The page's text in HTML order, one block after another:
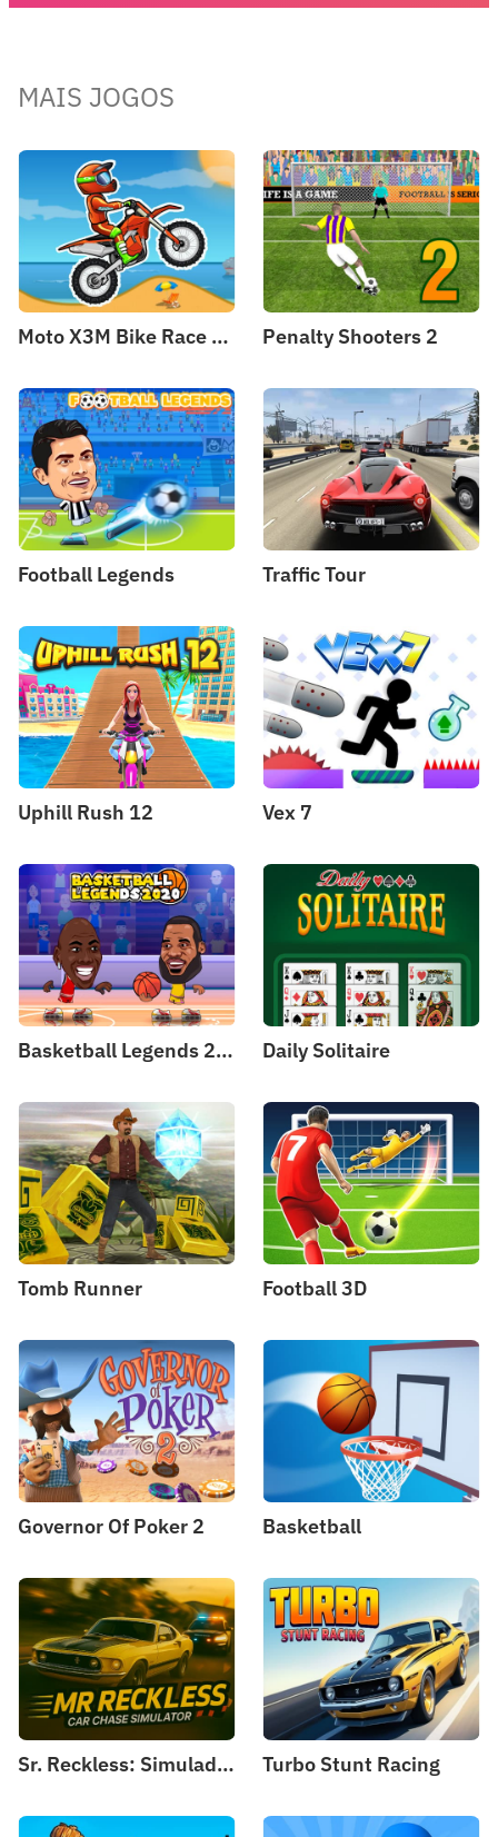
MAIS JOGOS
Moto X3M Bike Race Game Penalty Shooters 2
Football Legends Traffic Tour
Uphill Rush 12 Vex 7
Basketball Legends 2020 Daily Solitaire
Tomb Runner Football 3D
Governor Of Poker 2 Basketball
Sr. Reckless: Simulador de Perseguição de Carro Turbo Stunt Racing